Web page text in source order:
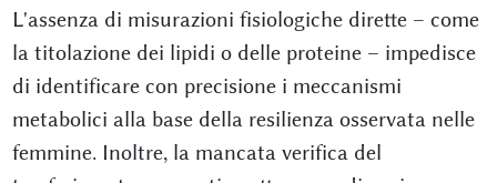
L'assenza di misurazioni fisiologiche dirette – come
la titolazione dei lipidi o delle proteine – impedisce
di identificare con precisione i meccanismi
metabolici alla base della resilienza osservata nelle
femmine. Inoltre, la mancata verifica del